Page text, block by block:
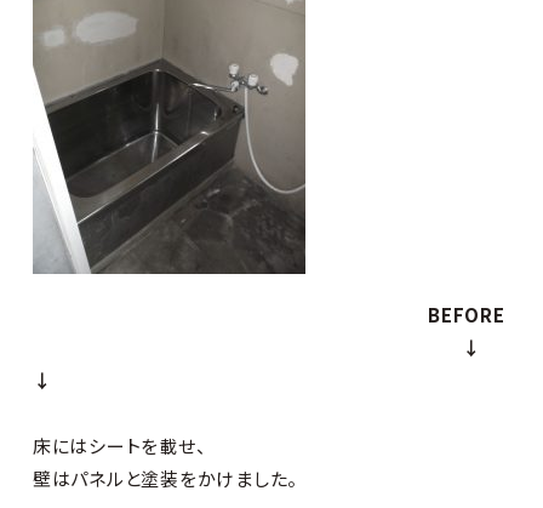
BEFORE
↓
↓
床にはシートを載せ、
壁はパネルと塗装をかけました。